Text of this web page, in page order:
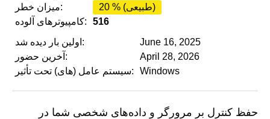
میزان خطر:
20 % (طبیعی)
کامپیوترهای آلوده:
516
اولین بار دیده شد:
June 16, 2025
آخرین حضور:
April 28, 2026
سیستم عامل (های) تحت تأثیر:
Windows
حفظ کنترل بر مرورگر و داده‌های شخصی شما در